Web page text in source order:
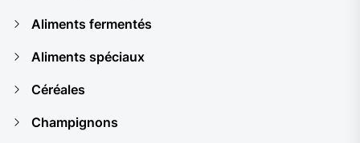
Aliments fermentés
Aliments spéciaux
Céréales
Champignons